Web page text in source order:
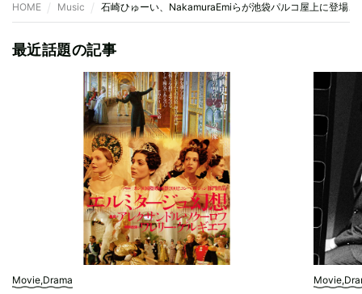
HOME Music 石崎ひゅーい、NakamuraEmiらが池袋パルコ屋上に登場、
最近話題の記事
Movie,Drama